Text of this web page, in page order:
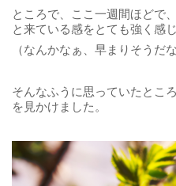
ところで、ここ一週間ほどで
と来ている感をとても強く感
（なんかなぁ、早まりそうだ
そんなふうに思っていたとこ
を見かけました。